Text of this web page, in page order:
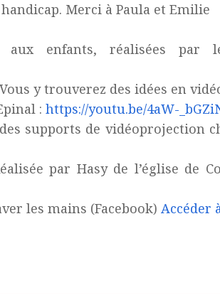
Merci à Paula et Emilie
enfants, réalisées par
y trouverez des idées en
: https://youtu.be/4aW-
supports de vidéoprojection
par Hasy de l’église de
les mains (Facebook) Accéder